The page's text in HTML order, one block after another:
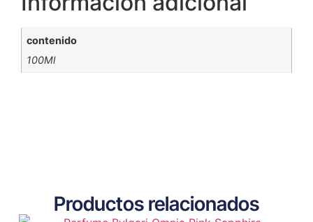
contenido
100Ml
Productos relacionados